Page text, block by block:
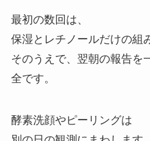
最初の数回は、
保湿とレチノールだけの組
そのうえで、翌朝の報告を
全です。
酵素洗顔やピーリングは